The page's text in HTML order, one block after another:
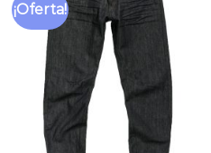
¡Oferta!
Añadir
a la
lista
de
deseos